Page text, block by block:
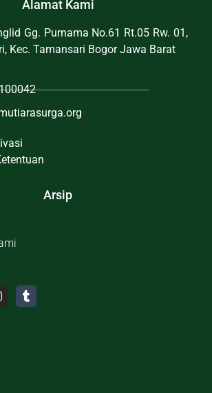
Alamat Kami
Gg. Purnama No.61 Rt.05 Rw. 01,
Kec. Tamansari Bogor Jawa Barat
Arsip